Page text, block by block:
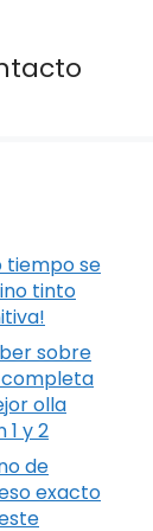
tiempo se
tinto
sobre
completa
olla
y 2
de
exacto